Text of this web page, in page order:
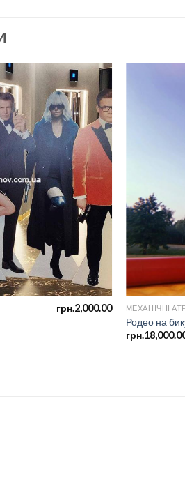
грн.2,000.00 МЕХАНІЧНІ
Родео на
грн.